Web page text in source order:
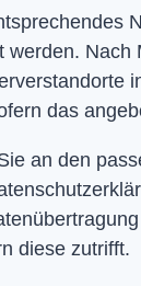
werden. Nach
das
an den
diese zutrifft.